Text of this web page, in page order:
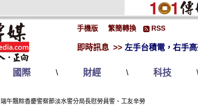
手機版 繁簡轉換 RSS
即時訊息 >> 左手台積電，右手
國際 \ 財經 \ 科技 \
端午飄粽香慶警察節淡水警分局長慰勞員警、工友辛勞